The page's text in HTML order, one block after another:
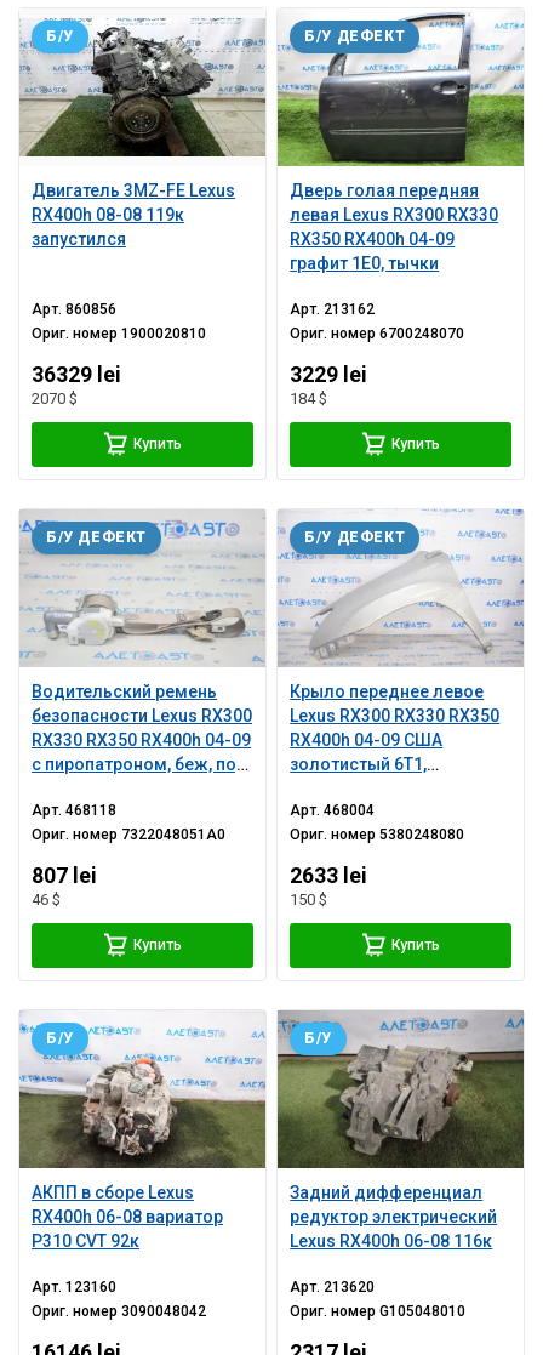
Двигатель 3MZ-FE Lexus
RX400h 08-08 119к
запустился
Б/У
Арт.860856
Ориг. номер1900020810
36329 lei
2070 $
Купить
Дверь голая передняя
левая Lexus RX300 RX330
RX350 RX400h 04-09
графит 1E0, тычки
Б/У ДЕФЕКТ
Арт. 213162
Ориг. номер6700248070
3229 lei
184 $
Купить
Водительский ремень
безопасности Lexus RX300
RX330 RX350 RX400h 04-09
с пиропатроном, беж, под
Б/У ДЕФЕКТ
Арт.468118
Ориг. номер 7322048051A0
807 lei
46 $
Купить
Крыло переднее левое
Lexus RX300 RX330 RX350
RX400h 04-09 США
золотистый 6T1,
Б/У ДЕФЕКТ
Арт.468004
Ориг. номер5380248080
2633 lei
150 $
Купить
АКПП в сборе Lexus
RX400h 06-08 вариатор
P310 CVT 92к
Б/У
Арт.123160
Ориг. номер3090048042
Задний дифференциал
редуктор электрический
Lexus RX400h 06-08 116к
Б/У
Арт. 213620
Ориг. номерG105048010